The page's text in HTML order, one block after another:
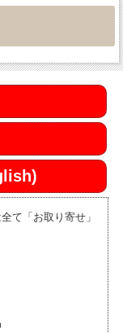
て「お取り寄せ」